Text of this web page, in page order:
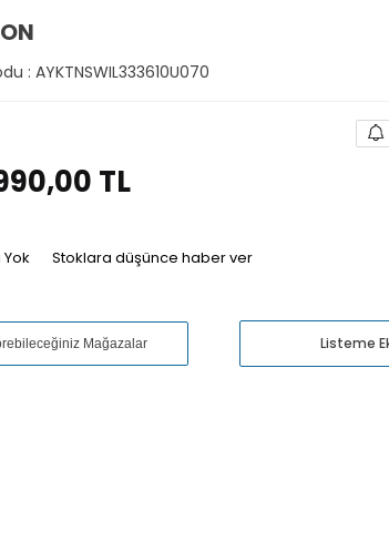
: AYKTNSWIL333610U070
TL
Stoklara düşünce haber ver
Mağazalar Listeme